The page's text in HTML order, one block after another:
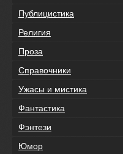
Публицистика
Религия
Проза
Справочники
Ужасы и мистика
Фантастика
Фэнтези
Юмор